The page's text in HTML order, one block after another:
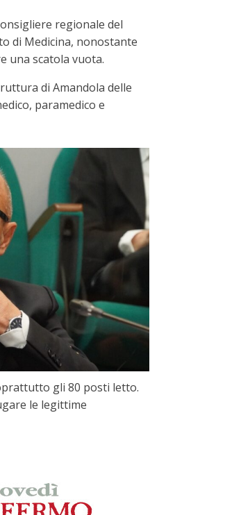
regionale del
di Medicina, nonostante
una scatola vuota.
di Amandola delle
paramedico e
gli 80 posti letto.
le legittime